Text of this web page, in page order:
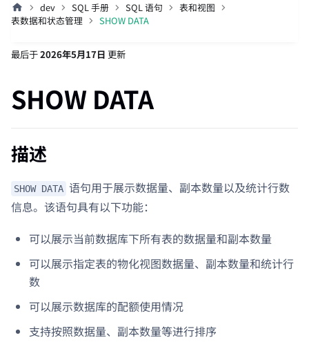
dev SQL 手册 SQL 语句
表和视图
表数据和状态管理
SHOW DATA
最后于2026年5月17日 更新
SHOW DATA
描述
SHOW DATA 语句用于展示数据量、副本数量以及统计行数
信息。该语句具有以下功能：
可以展示当前数据库下所有表的数据量和副本数量
可以展示指定表的物化视图数据量、副本数量和统计行
数
可以展示数据库的配额使用情况
支持按照数据量、副本数量等进行排序